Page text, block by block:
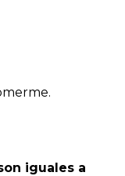
iguales a